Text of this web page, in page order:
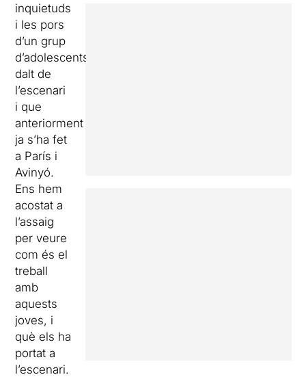
inquietuds
i les pors
d’un grup
d’adolescents
dalt de
l’escenari
i que
anteriorment
ja s’ha fet
a París i
Avinyó.
Ens hem
acostat a
l’assaig
per veure
com és el
treball
amb
aquests
joves, i
què els ha
portat a
l’escenari.